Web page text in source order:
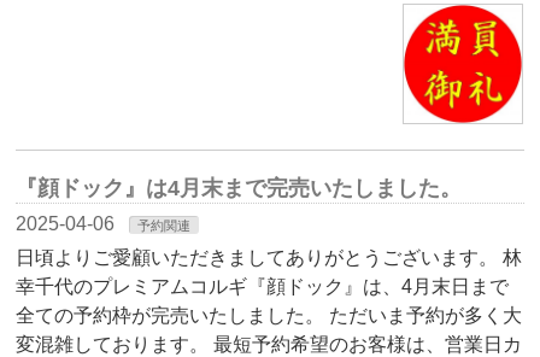
『顔ドック』は4月末まで完売いたしました。
2025-04-06 予約関連
日頃よりご愛顧いただきましてありがとうございます。 林
幸千代のプレミアムコルギ『顔ドック』は、4月末日まで
全ての予約枠が完売いたしました。 ただいま予約が多く大
変混雑しております。 最短予約希望のお客様は、営業日カ